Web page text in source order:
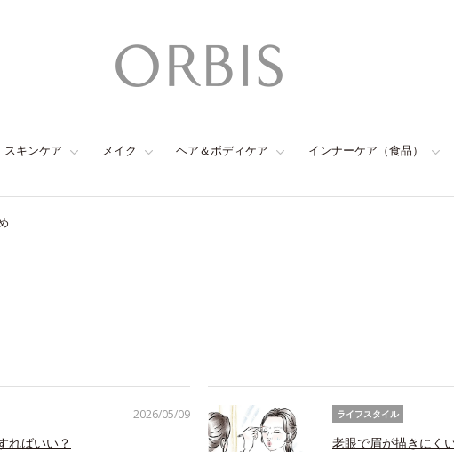
スキンケア メイク ヘア＆ボディケア インナーケア（食品）
2026/05/09
ればいい？
ライフスタイル
老眼で眉が描きにく